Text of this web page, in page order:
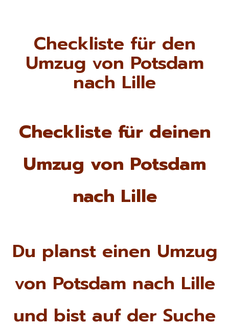
Checkliste für den
Umzug von Potsdam
nach Lille
Checkliste für deinen
Umzug von Potsdam
nach Lille
Du planst einen Umzug
von Potsdam nach Lille
und bist auf der Suche